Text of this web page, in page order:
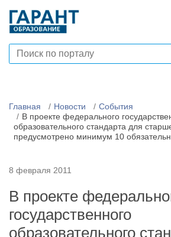
Главная Новости
События
В проекте федерального
образовательного стандарта для
предусмотрено минимум 10
8 февраля 2011
В проекте
государственного
образовательного